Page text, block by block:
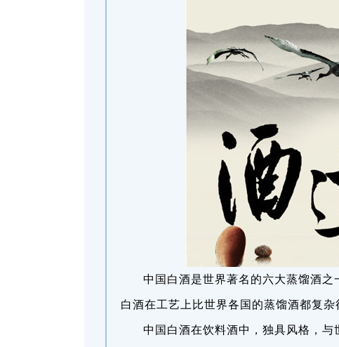
中国白酒是世界著名的六大蒸馏酒
白酒在工艺上比世界各国的蒸馏酒都复
中国白酒在饮料酒中，独具风格，